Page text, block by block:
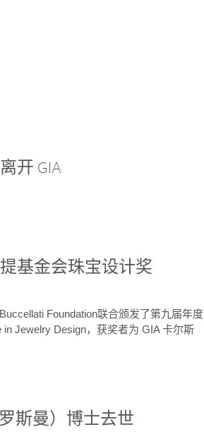
开 GIA
基金会珠宝设计奖
Foundation联合颁发了第九届年度
Jewelry Design，获奖者为 GIA 卡尔斯
罗斯曼）博士去世